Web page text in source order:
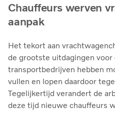
Chauffeurs werven
aanpak
Het tekort aan
de grootste uitdagingen
transportbedrijven hebben
vullen en lopen daardoor
Tegelijkertijd verandert de
deze tijd nieuwe chauffeurs